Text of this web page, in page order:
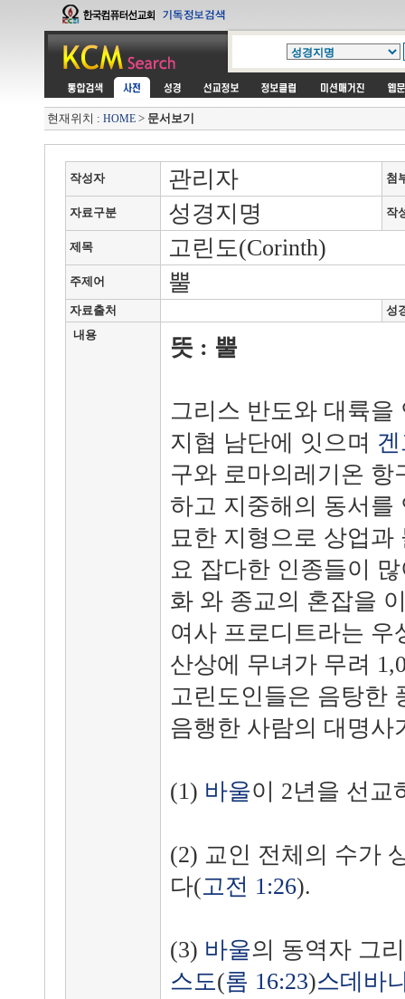
현재위치 : HOME > 문서보기
작성자 관리자 첨
자료구분 성경지명 작
제목 고린도(Corinth)
주제어 뿔
자료출처
성
내용
뜻 : 뿔
그리스 반도와 대륙을
지협 남단에 잇으며
구와 로마의레기온 항
하고 지중해의 동서를
묘한 지형으로 상업과
요 잡다한 인종들이
화 와 종교의 혼잡을
여사 프로디트라는 우
산상에 무녀가 무려
고린도인들은 음탕한
음행한 사람의 대명사
(1) 바울이 2년을 선교
(2) 교인 전체의 수가
다(고전 1:26).
(3) 바울의 동역자 그
스도(롬 16:23)스데바